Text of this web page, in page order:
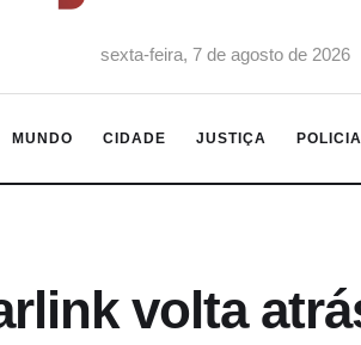
sexta-feira, 7 de agosto de 2026
MUNDO CIDADE JUSTIÇA
volta